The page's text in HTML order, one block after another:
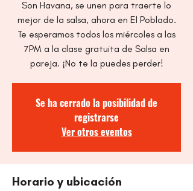
Son Havana, se unen para traerte lo
mejor de la salsa, ahora en El Poblado.
Te esperamos todos los miércoles a las
7PM a la clase gratuita de Salsa en
pareja. ¡No te la puedes perder!
Se ha cerrado la posibilidad de
registrarse
Ver otros eventos
Horario y ubicación